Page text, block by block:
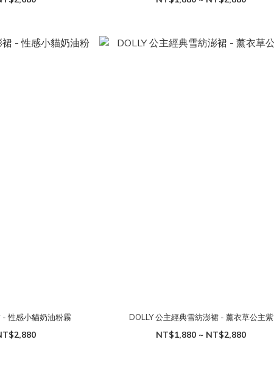
- 性感小貓奶油粉霧 DOLLY 公主經典雪紡澎裙 - 薰衣草公主紫
NT$1,880 ~ NT$2,880